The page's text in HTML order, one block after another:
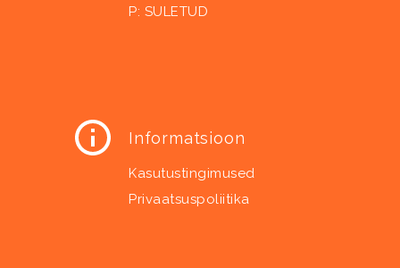
P: SULETUD
Informatsioon
Kasutustingimused
Privaatsuspoliitika